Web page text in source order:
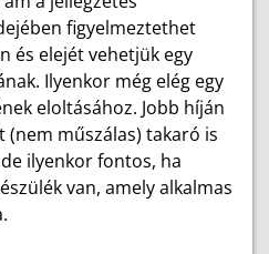
figyelmeztethet
és elejét vehetjük egy
Ilyenkor még elég egy
eloltásához. Jobb híján
(nem műszálas) takaró is
ilyenkor fontos, ha
van, amely alkalmas